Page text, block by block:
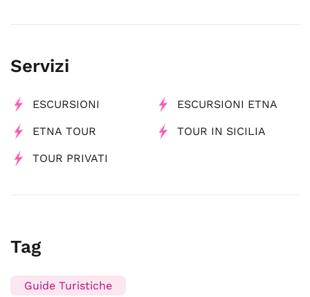
Servizi
ESCURSIONI ESCURSIONI ETNA
ETNA TOUR TOUR IN SICILIA
TOUR PRIVATI
Tag
Guide Turistiche